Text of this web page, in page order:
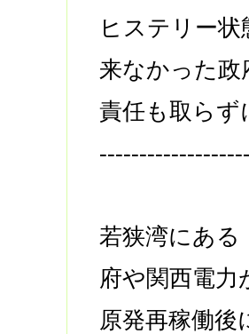
ヒステリー
来なかった
責任も取ら
若狭湾にあ
府や関西電力
原発再稼働後